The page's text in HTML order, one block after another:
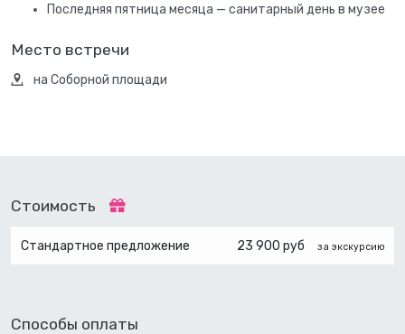
Последняя пятница месяца — санитарный день в музее
Место встречи
на Соборной площади
Стоимость
Стандартное предложение 23 900 руб за экскурсию
Способы оплаты